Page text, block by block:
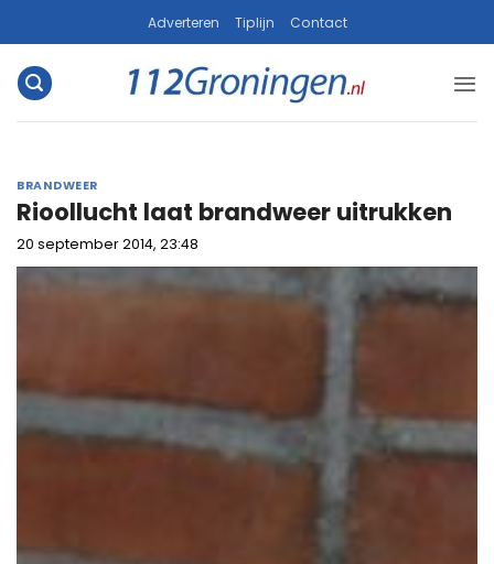
naar
inhoud
Adverteren Tiplijn Contact
BRANDWEER
Rioollucht laat brandweer uitrukken
20 september 2014, 23:48